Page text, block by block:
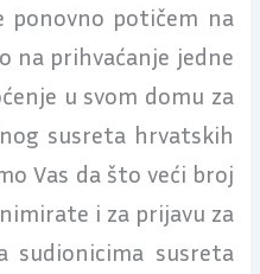
ponovno potičem na
na prihvaćanje jedne
u svom domu za
susreta hrvatskih
Vas da što veći broj
i za prijavu za
sudionicima susreta